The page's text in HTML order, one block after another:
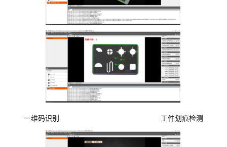
一维码识别 工件划痕检测